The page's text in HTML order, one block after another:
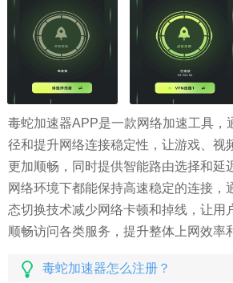
毒蛇加速器APP是一款网络加速工具，
径和提升网络连接稳定性，让游戏、视
更加顺畅，同时提供智能路由选择和延
网络环境下都能保持高速稳定的连接，
态切换技术减少网络卡顿和掉线，让用
顺畅访问各类服务，提升整体上网效率
毒蛇加速器怎么注册？